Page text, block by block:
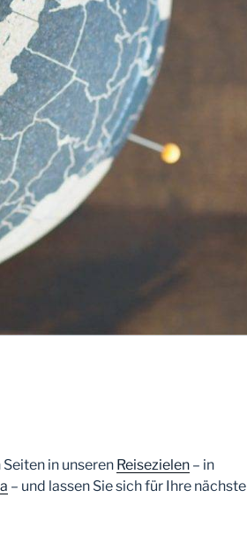
in unseren Reisezielen– in
– und lassen Sie sich für Ihre nächste